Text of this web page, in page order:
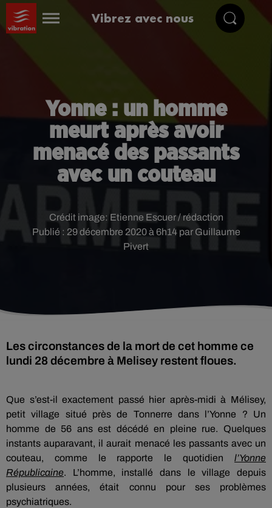
Vibrez avec nous
Yonne : un homme
meurt après avoir
menacé des passants
avec un couteau
Publié : 29 décembre 2020 à 6h14 par Guillaume
Pivert
Crédit image: Etienne Escuer / rédaction
Les circonstances de la mort de cet homme ce
lundi 28 décembre à Melisey restent floues.
Que s’est-il exactement passé hier après-midi à Mélisey,
petit village situé près de Tonnerre dans l’Yonne ? Un
homme de 56 ans est décédé en pleine rue. Quelques
instants auparavant, il aurait menacé les passants avec un
couteau, comme le rapporte le quotidien l’Yonne
Républicaine. L’homme, installé dans le village depuis
plusieurs années, était connu pour ses problèmes
psychiatriques.